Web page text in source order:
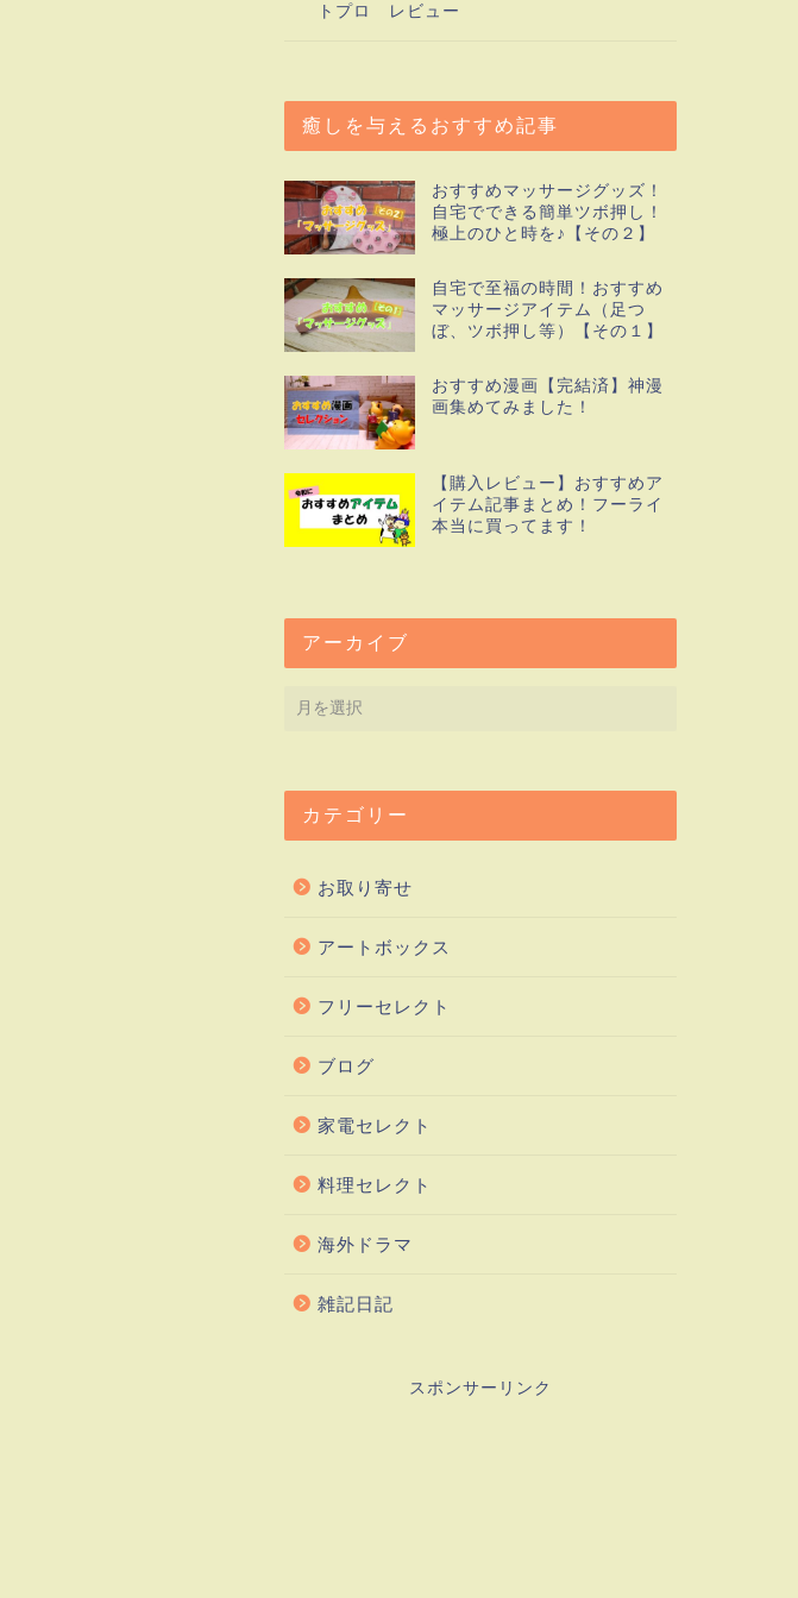
トプロ レビュー
癒しを与えるおすすめ記事
おすすめマッサージグッズ！
自宅でできる簡単ツボ押し！
極上のひと時を♪【その２】
自宅で至福の時間！おすすめ
マッサージアイテム（足つ
ぼ、ツボ押し等）【その１】
おすすめ漫画【完結済】神漫
画集めてみました！
【購入レビュー】おすすめア
イテム記事まとめ！フーライ
本当に買ってます！
アーカイブ
カテゴリー
お取り寄せ
アートボックス
フリーセレクト
ブログ
家電セレクト
料理セレクト
海外ドラマ
雑記日記
スポンサーリンク